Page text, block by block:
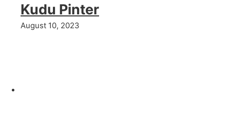
Kudu Pinter
August 10, 2023